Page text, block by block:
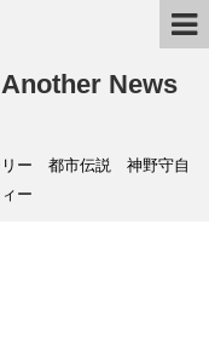
News
ー 都市伝説 神野守自
ー